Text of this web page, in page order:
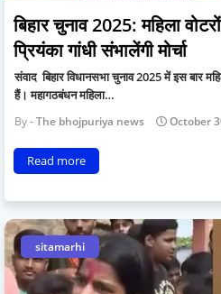
बिहार चुनाव 2025: महिला
प्रियंका गांधी संभालेंगी मोर्चा
संवाद बिहार विधानसभा चुनाव 2025 में इस बार
हैं। महागठबंधन महिला…
The bhojpuriya news October
Read more
sitamarhi